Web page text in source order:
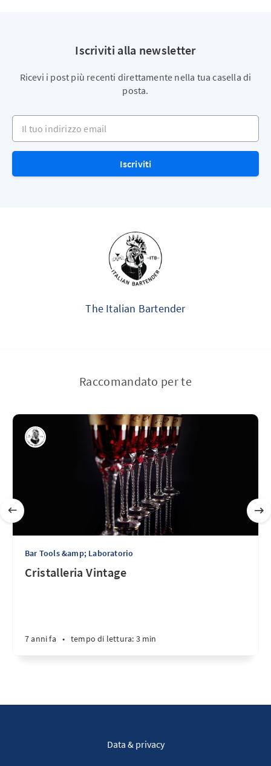
Iscriviti alla newsletter
Ricevi i post più recenti direttamente nella tua casella di
posta.
Il tuo indirizzo email
Iscriviti
The Italian Bartender
Raccomandato per te
Bar Tools &amp; Laboratorio
Cristalleria Vintage
7 anni fa • tempo di lettura: 3 min
Data & privacy